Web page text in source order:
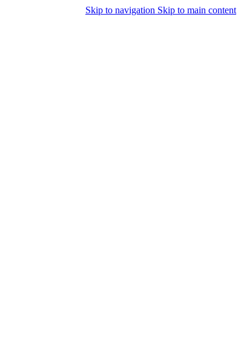
Skip to navigation Skip to main content